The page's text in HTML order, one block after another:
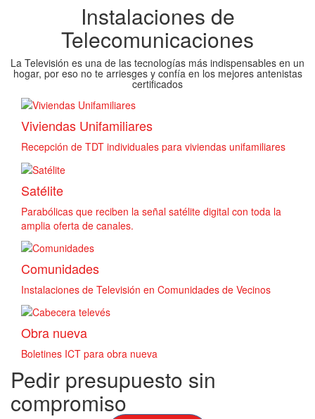
Instalaciones de
Telecomunicaciones
La Televisión es una de las tecnologías más indispensables en un
hogar, por eso no te arriesges y confía en los mejores antenistas
certificados
Viviendas Unifamiliares
Recepción de TDT individuales para viviendas unifamiliares
Satélite
Parabólicas que reciben la señal satélite digital con toda la
amplia oferta de canales.
Comunidades
Instalaciones de Televisión en Comunidades de Vecinos
Obra nueva
Boletines ICT para obra nueva
Pedir presupuesto sin
compromiso